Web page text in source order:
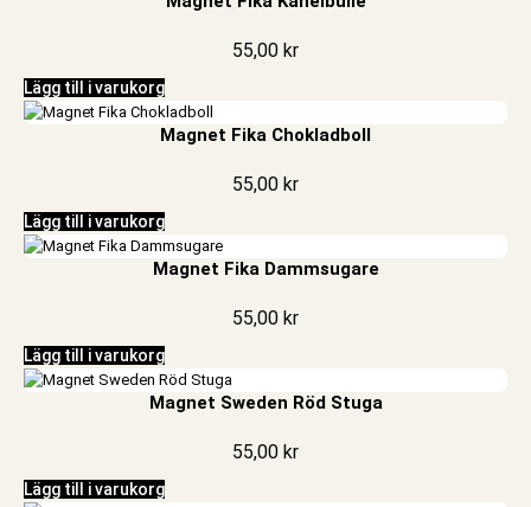
55,00 kr
Lägg till i varukorg
Magnet Fika Chokladboll
55,00 kr
Lägg till i varukorg
Magnet Fika Dammsugare
55,00 kr
Lägg till i varukorg
Magnet Sweden Röd Stuga
55,00 kr
Lägg till i varukorg